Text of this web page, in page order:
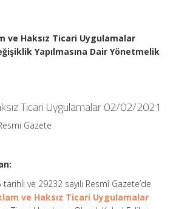
ve Haksız Ticari Uygulamalar
Yapılmasına Dair Yönetmelik
Ticari Uygulamalar 02/02/2021
Gazete
ve 29232 sayılı Resmî Gazete’de
ve Haksız Ticari Uygulamalar